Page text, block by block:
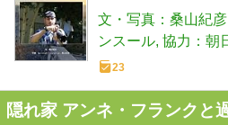
スール
文・写真：桑山紀彦
ンスール 協力：朝
23
隠れ家 アンネ・フランクと